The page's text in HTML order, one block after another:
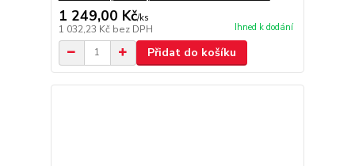
1 249,00 Kč/ks
1 032,23 Kč bez DPH Ihned k dodání
Přidat do košíku